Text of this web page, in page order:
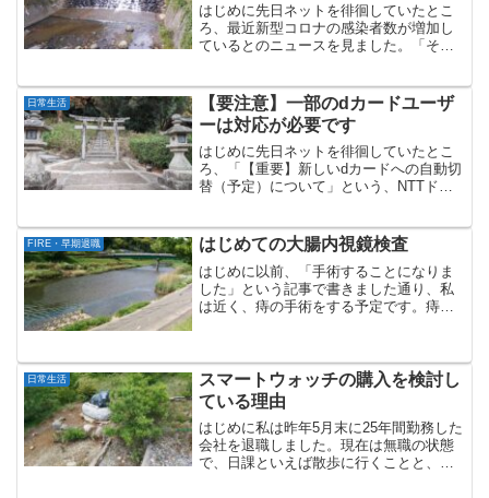
はじめに先日ネットを徘徊していたとこ
ろ、最近新型コロナの感染者数が増加し
ているとのニュースを見ました。「そう
しました。「コロナに感染しました」
（過去記事）によれば、私が...
日常生活
【要注意】一部のdカードユーザ
ーは対応が必要です
はじめに先日ネットを徘徊していたとこ
ろ、「【重要】新しいdカードへの自動切
替（予定）について」という、NTTドコ
事項であり、対応しないと固定費の引き
落とし等ができなくな...
FIRE・早期退職 はじめての大腸内視鏡検査
はじめに以前、「手術することになりま
した」という記事で書きました通り、私
は近く、痔の手術をする予定です。痔の
ます。私はこれまで、...
日常生活
スマートウォッチの購入を検討し
ている理由
はじめに私は昨年5月末に25年間勤務した
会社を退職しました。現在は無職の状態
で、日課といえば散歩に行くことと、本